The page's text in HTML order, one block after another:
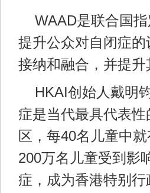
WAAD是联合国
提升公众对自闭症
接纳和融合，并提升
HKAI创始人戴明
症是当代最具代表
区，每40名儿童中
200万名儿童受到影
症，成为香港特别